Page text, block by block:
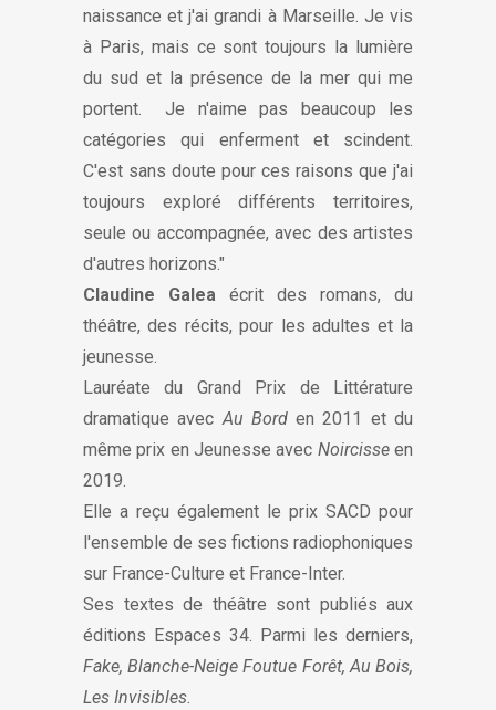
naissance et j'ai grandi à Marseille. Je vis
à Paris, mais ce sont toujours la lumière
du sud et la présence de la mer qui me
portent. Je n'aime pas beaucoup les
catégories qui enferment et scindent.
C'est sans doute pour ces raisons que j'ai
toujours exploré différents territoires,
seule ou accompagnée, avec des artistes
d'autres horizons."
Claudine Galea écrit des romans, du
théâtre, des récits, pour les adultes et la
jeunesse.
Lauréate du Grand Prix de Littérature
dramatique avecAu Borden 2011 et du
même prix en Jeunesse avec Noircisseen
2019.
Elle a reçu également le prix SACD pour
l'ensemble de ses fictions radiophoniques
sur France-Culture et France-Inter.
Ses textes de théâtre sont publiés aux
éditions Espaces 34. Parmi les derniers,
Fake, Blanche-Neige Foutue Forêt, Au Bois,
Les Invisibles.